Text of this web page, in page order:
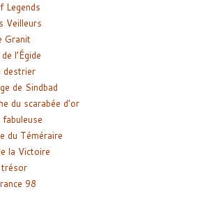
Legends
Veilleurs
Granit
l’Égide
destrier
de Sindbad
du scarabée d’or
du Téméraire
la Victoire
trésor
98